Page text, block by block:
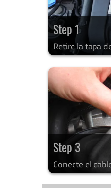
Step 1
Retire la tapa
Step 3
Conecte el